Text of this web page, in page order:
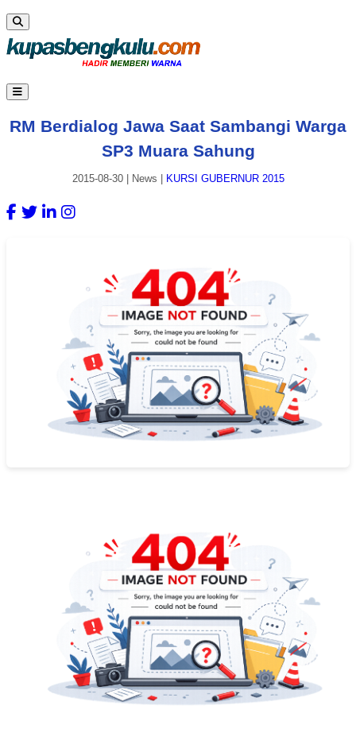
RM Berdialog Jawa Saat Sambangi Warga
SP3 Muara Sahung
2015-08-30| News KURSI GUBERNUR 2015